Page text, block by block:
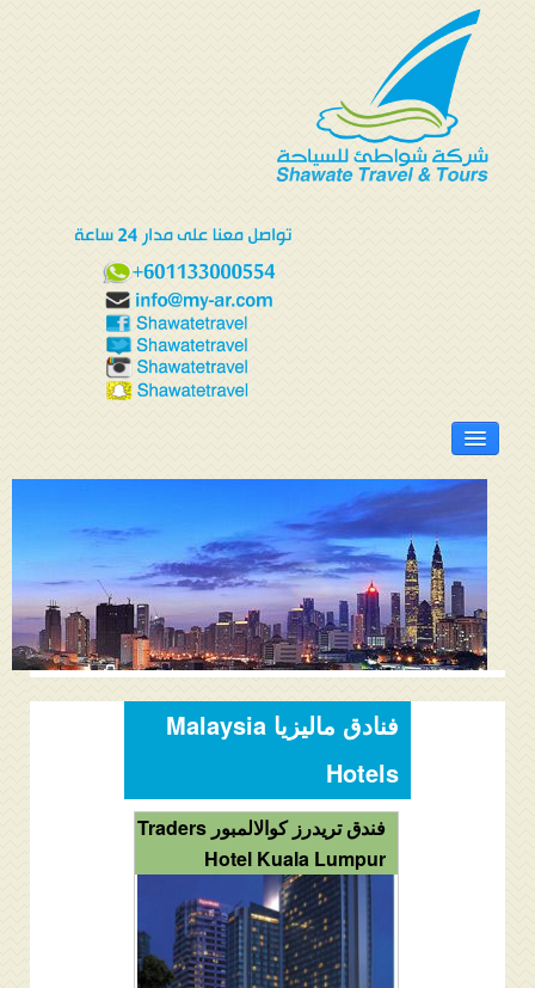
الرئيسية
المنتدى
دليل ماليزيا
فنادق ماليزيا
الاماكن السياحية ماليزيا
مواصلات ماليزيا
فنادق ماليزيا Malaysia
Hotels
فندق تريدرز كوالالمبور Traders
Hotel Kuala Lumpur